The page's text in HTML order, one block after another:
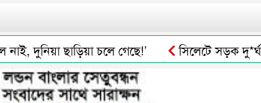
দুনিয়া ছাড়িয়া চলে গেছে!’ সিলেটে সড়ক
চাহিদা স্থানীয় সরকার নির্বাচন পাঁচ ধাপে